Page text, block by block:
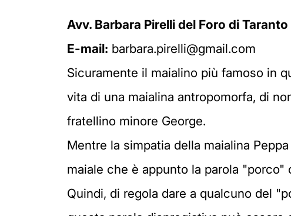
Avv. Barbara Pirelli del Foro di Taranto
E-mail: barbara.pirelli@gmail.com
Sicuramente il maialino più famoso in
vita di una maialina antropomorfa, di
fratellino minore George.
Mentre la simpatia della maialina
maiale che è appunto la parola
Quindi, di regola dare a qualcuno del